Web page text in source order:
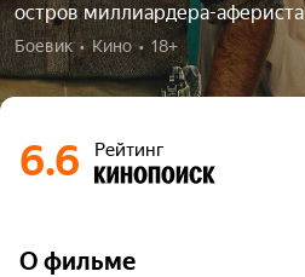
остров миллиардера-афериста
Боевик  •  Кино  •  18+
6.6 Рейтинг
О фильме